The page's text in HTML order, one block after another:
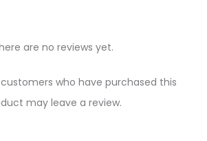
are no reviews yet.
who have purchased this
may leave a review.